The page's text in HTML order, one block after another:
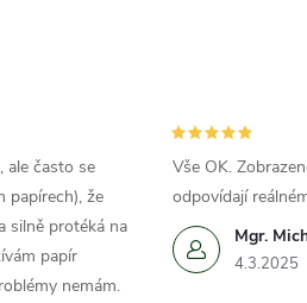
ale často se
papírech), že
silně protéká na
papír
nemám.
Mgr.
4.3.2025
Vše OK.
odpovídají